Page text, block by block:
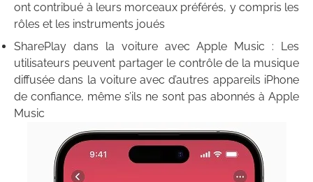
ont contribué à leurs morceaux préférés, y compris les
rôles et les instruments joués
SharePlay dans la voiture avec Apple Music : Les
utilisateurs peuvent partager le contrôle de la musique
diffusée dans la voiture avec d’autres appareils iPhone
de confiance, même s’ils ne sont pas abonnés à Apple
Music